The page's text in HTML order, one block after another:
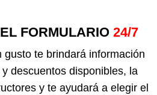
FORMULARIO 24/7
gusto te brindará información
descuentos disponibles, la
y te ayudará a elegir el